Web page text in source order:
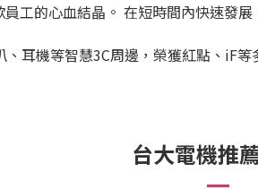
工的心血結晶。 在短時間內快速發
耳機等智慧3C周邊，榮獲紅點、iF
台大電機推